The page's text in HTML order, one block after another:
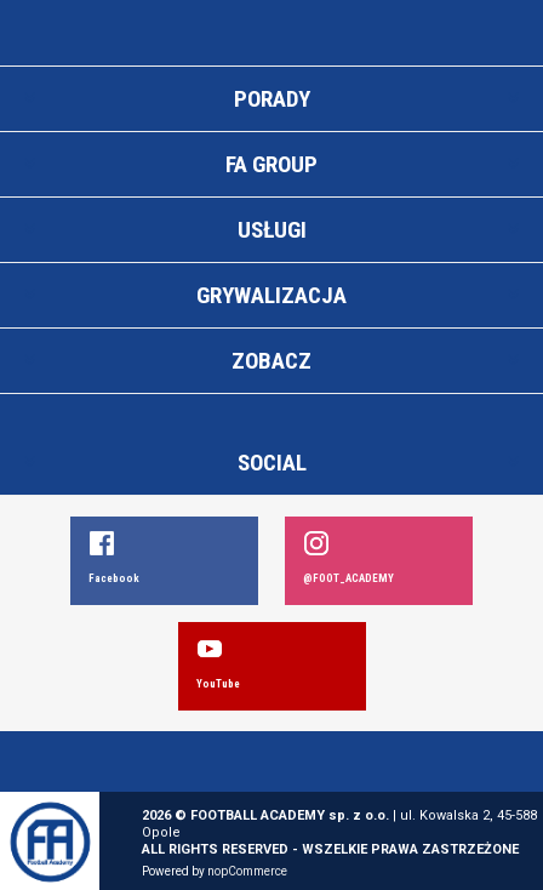
PORADY
FA GROUP
USŁUGI
GRYWALIZACJA
ZOBACZ
SOCIAL
Facebook @FOOT_ACADEMY
YouTube
2026 © FOOTBALL ACADEMY sp. z o.o. | ul. Kowalska 2, 45-588
Opole
ALL RIGHTS RESERVED - WSZELKIE PRAWA ZASTRZEŻONE
Powered by nopCommerce